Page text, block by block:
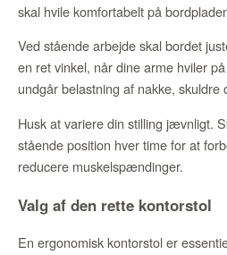
skal hvile komfortabelt på
Ved stående arbejde skal bordet
en ret vinkel, når dine arme hviler
undgår belastning af nakke, skuldre
Husk at variere din stilling jævnligt.
stående position hver time for at
reducere muskelspændinger.
Valg af den rette kontorstol
En ergonomisk kontorstol er